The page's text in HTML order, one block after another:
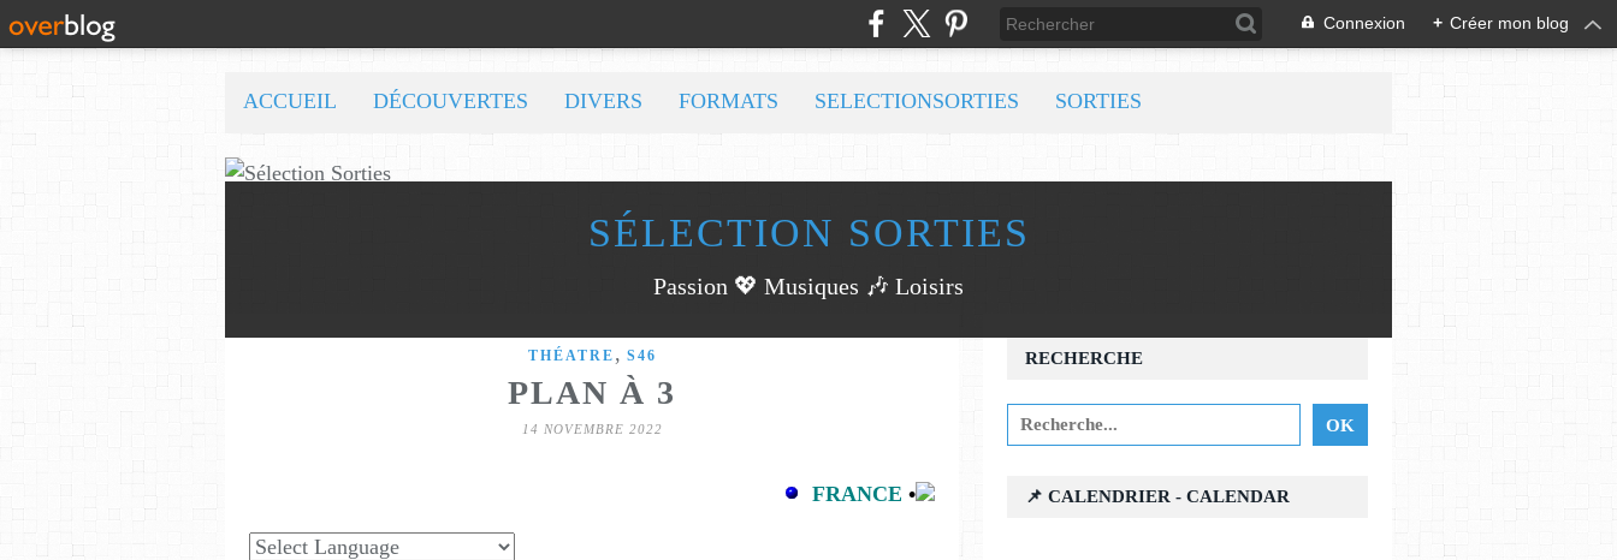
Connexion + Créer mon blog
SÉLECTION SORTIES
Passion 💖 Musiques 🎶 Loisirs
ACCUEIL DÉCOUVERTES DIVERS FORMATS SELECTIONSORTIES SORTIES
THÉATRE , S46
PLAN À 3
14 NOVEMBRE 2022
FRANCE •
RECHERCHE
📌 CALENDRIER - CALENDAR